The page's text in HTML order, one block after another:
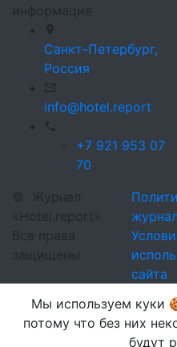
информация
Санкт-Петербург,
Россия
info@hotel.report
+7 921 953 07
70
©
Журнал
«Hotel.report»
Все права
защищены
сайта
Мы используем куки
потому что без них
будут